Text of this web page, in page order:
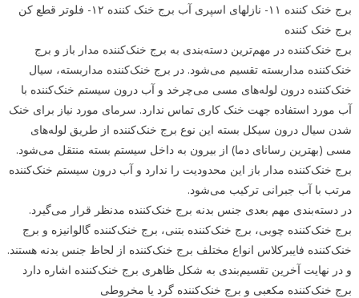
برج خنک کننده ۱۱- نازلهای اسپری آب برج خنک کننده ۱۲- فلوتر قطع کن
برج خنک کننده
برج خنک‌کننده در مهم‌ترین دسته‌بندی به برج خنک‌کننده مدار باز و برج
خنک‌کننده مداربسته تقسیم می‌شود. در برج خنک‌کننده مداربسته، سیال
خنک‌کننده درون لوله‌های مسی می‌چرخد و آب درون سیستم خنک‌کننده با
آب مورد استفاده جهت خنک کاری تماس ندارد. سرمای مورد نیاز برای خنک
شدن سیال درون سیکل بسته این نوع برج خنک‌کننده از طریق لوله‌های
مسی (بهترین رسانای دما) از بیرون به داخل سیستم بسته منتقل می‌شود.
برج خنک‌کننده مدار باز این محدودیت را ندارد و آب درون سیستم خنک‌کننده
مرتب با آب جبرانی ترکیب می‌شود.
در دسته‌بندی مهم بعدی جنس بدنه برج خنک‌کننده مدنظر قرار می‌گیرد.
برج خنک‌کننده چوبی، برج خنک‌کننده بتنی، برج خنک‌کننده گالوانیزه و برج
خنک‌کننده فایبرکلاس انواع مختلف برج خنک‌کننده از لحاظ جنس بدنه هستند.
و در نهایت آخرین تقسیم‌بندی به شکل ظاهری برج خنک‌کننده اشاره دارد
برج خنک‌کننده مکعبی و برج خنک‌کننده گرد یا مخروطی